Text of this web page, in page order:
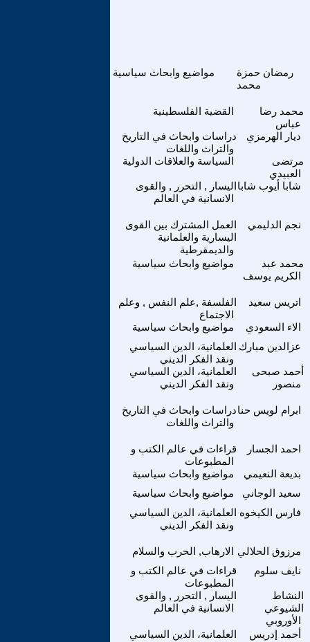
مواضيع وابحاث سياسية
رمضان حمزة
محمد
القضية الفلسطينية
محمد رضا
عباس
دراسات وابحاث في التاريخ
والتراث واللغات
ديار الهرمزي
السياسة والعلاقات الدولية
مرتضى
العبيدي
اليسار , التحرر , والقوى
الانسانية في العالم
شابا أيوب شابا
العمل المشترك بين القوى
اليسارية والعلمانية
والديمقرطية
نجم الدليمي
مواضيع وابحاث سياسية
محمد عبد
الكريم يوسف
الفلسفة ,علم النفس , وعلم
الاجتماع
اتريس سعيد
مواضيع وابحاث سياسية الاء السعودي
العلمانية، الدين السياسي
ونقد الفكر الديني
عزالدين مبارك
العلمانية، الدين السياسي
ونقد الفكر الديني
أحمد صبحى
منصور
دراسات وابحاث في التاريخ
والتراث واللغات
ابرام لويس حنا
قراءات في عالم الكتب و
المطبوعات
احمد الجسار
مواضيع وابحاث سياسية بديعة النعيمي
مواضيع وابحاث سياسية
سعيد الوجاني
العلمانية، الدين السياسي
ونقد الفكر الديني
فارس الكيخوه
الارهاب, الحرب والسلام مرزوق الحلالي
قراءات في عالم الكتب و
المطبوعات
نايف سلوم
اليسار , التحرر , والقوى
الانسانية في العالم
النشاط
الشيوعي
الأوروبي
العلمانية، الدين السياسي
أحمد إدريس